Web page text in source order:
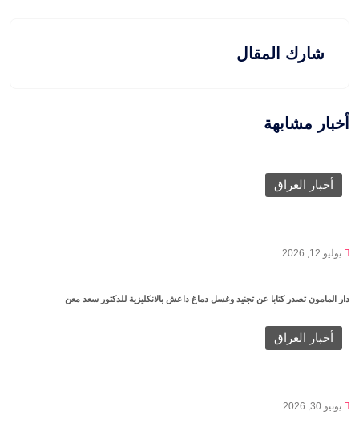
شارك المقال
أخبار مشابهة
أخبار العراق
يوليو 12, 2026
دار المامون تصدر كتابا عن تجنيد وغسل دماغ داعش بالانكليزية للدكتور سعد معن
أخبار العراق
يونيو 30, 2026